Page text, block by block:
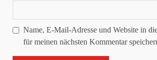
Name, E-Mail-Adresse und Website in
für meinen nächsten Kommentar